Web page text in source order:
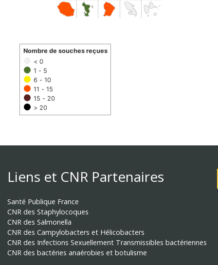
< 0
1 - 5
6 - 10
11 - 15
15 - 20
> 20
Nombre de souches reçues
Liens et CNR Partenaires
Santé Publique France
CNR des Staphylocoques
CNR des Salmonella
CNR des Campylobacters et Hélicobacters
CNR des Infections Sexuellement Transmissibles bactériennes
CNR des bactéries anaérobies et botulisme